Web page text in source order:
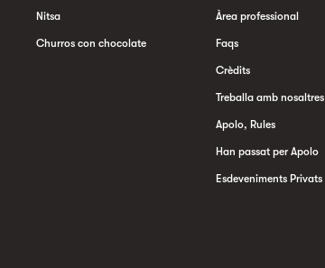
Nitsa
Churros con chocolate
Àrea professional
Faqs
Crèdits
Treballa amb nosaltres
Apolo, Rules
Han passat per Apolo
Esdeveniments Privats